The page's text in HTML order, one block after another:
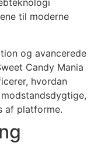
til moderne
og avancerede
Candy Mania
hvordan
af platforme.